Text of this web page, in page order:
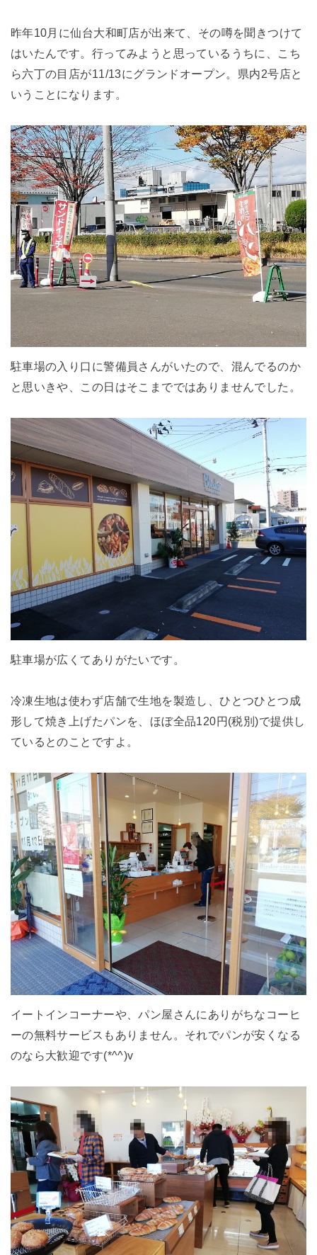
昨年10月に仙台大和町店が出来て、その噂を聞きつけて
はいたんです。行ってみようと思っているうちに、こち
ら六丁の目店が11/13にグランドオープン。県内2号店と
いうことになります。
駐車場の入り口に警備員さんがいたので、混んでるのか
と思いきや、この日はそこまでではありませんでした。
駐車場が広くてありがたいです。
冷凍生地は使わず店舗で生地を製造し、ひとつひとつ成
形して焼き上げたパンを、ほぼ全品120円(税別)で提供し
ているとのことですよ。
イートインコーナーや、パン屋さんにありがちなコーヒ
ーの無料サービスもありません。それでパンが安くなる
のなら大歓迎です(*^^)v